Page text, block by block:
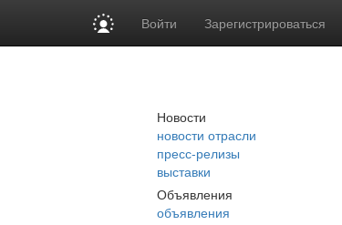
Войти Зарегистрироваться
Новости
новости отрасли
пресс-релизы
выставки
Объявления
объявления